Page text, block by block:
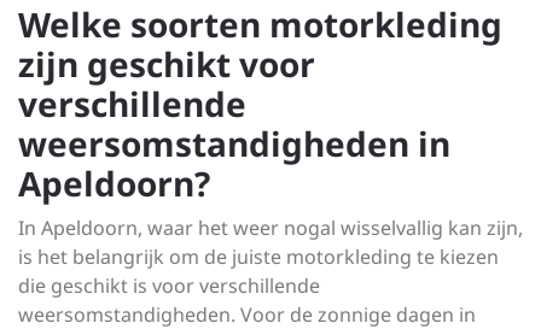
Welke soorten motorkleding
zijn geschikt voor
verschillende
weersomstandigheden in
Apeldoorn?
In Apeldoorn, waar het weer nogal wisselvallig kan zijn,
is het belangrijk om de juiste motorkleding te kiezen
die geschikt is voor verschillende
weersomstandigheden. Voor de zonnige dagen in